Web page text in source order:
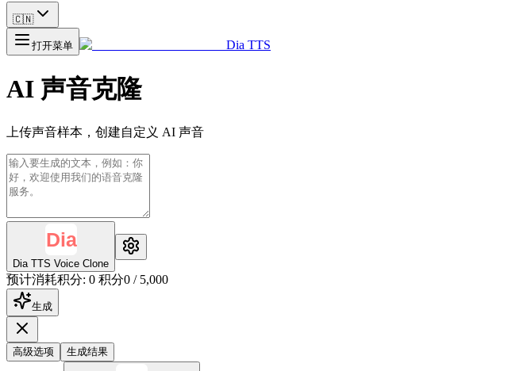
🇨🇳
打开菜单 Dia TTS
AI 声音克隆
上传声音样本，创建自定义 AI 声音
Dia TTS Voice Clone
预计消耗积分: 0 积分0 / 5,000
生成
高级选项 生成结果